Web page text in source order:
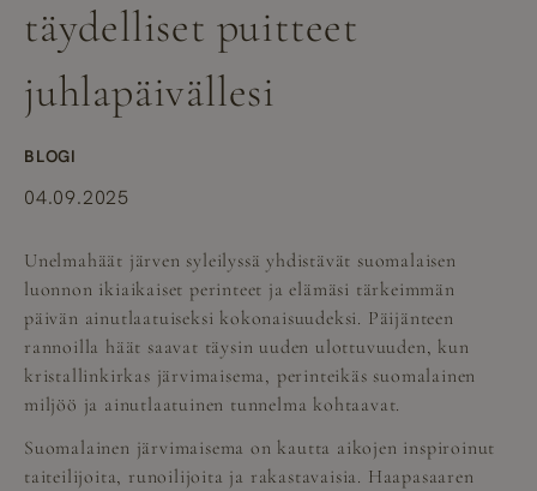
täydelliset puitteet
juhlapäivällesi
BLOGI
04.09.2025
Unelmahäät järven syleilyssä yhdistävät suomalaisen
luonnon ikiaikaiset perinteet ja elämäsi tärkeimmän
päivän ainutlaatuiseksi kokonaisuudeksi. Päijänteen
rannoilla häät saavat täysin uuden ulottuvuuden, kun
kristallinkirkas järvimaisema, perinteikäs suomalainen
miljöö ja ainutlaatuinen tunnelma kohtaavat.
Suomalainen järvimaisema on kautta aikojen inspiroinut
taiteilijoita, runoilijoita ja rakastavaisia. Haapasaaren